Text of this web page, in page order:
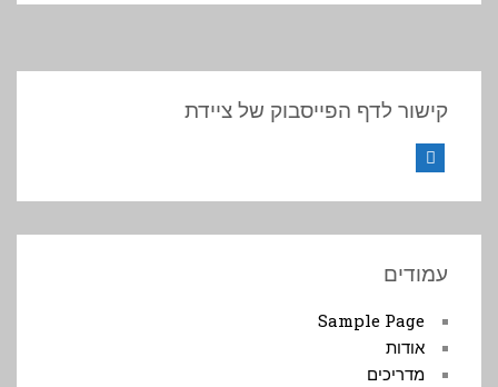
קישור לדף הפייסבוק של ציידת
עמודים
Sample Page
אודות
מדריכים